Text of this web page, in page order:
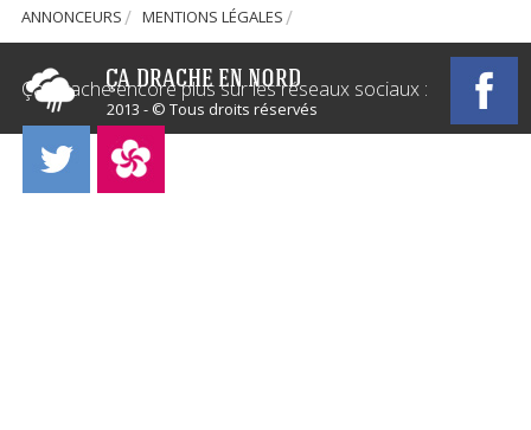
ANNONCEURS
MENTIONS LÉGALES
2013 - © Tous droits réservés
Ça Drache encore plus sur les réseaux sociaux :